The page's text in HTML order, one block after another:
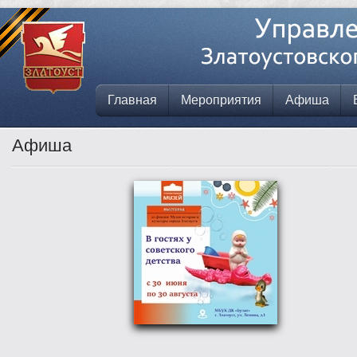
Главная Мероприятия Афиша
Афиша